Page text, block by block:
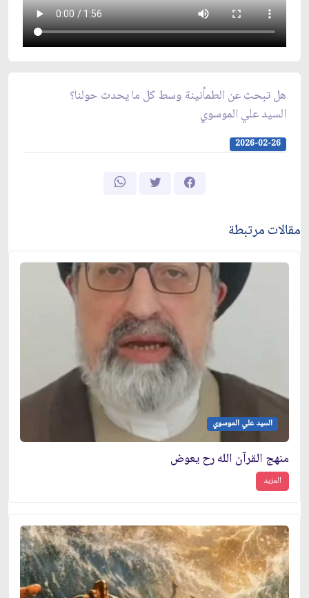
هل تبحث عن الطمأنينة وسط كل ما يحدث حولنا؟
السيد علي الموسوي
2026-02-26
مقالات مرتبطة
السيد علي الموسوي
منهج القرآن الله رح يعوض
المزيد